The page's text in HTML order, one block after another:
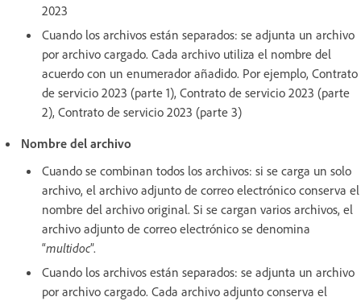
2023
Cuando los archivos están separados: se adjunta un archivo
por archivo cargado. Cada archivo utiliza el nombre del
acuerdo con un enumerador añadido. Por ejemplo, Contrato
de servicio 2023 (parte 1), Contrato de servicio 2023 (parte
2), Contrato de servicio 2023 (parte 3)
Nombre del archivo
Cuando se combinan todos los archivos: si se carga un solo
archivo, el archivo adjunto de correo electrónico conserva el
nombre del archivo original. Si se cargan varios archivos, el
archivo adjunto de correo electrónico se denomina
“multidoc”.
Cuando los archivos están separados: se adjunta un archivo
por archivo cargado. Cada archivo adjunto conserva el